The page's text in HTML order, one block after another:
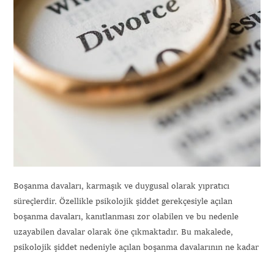
Boşanma davaları, karmaşık ve duygusal olarak yıpratıcı
süreçlerdir. Özellikle psikolojik şiddet gerekçesiyle açılan
boşanma davaları, kanıtlanması zor olabilen ve bu nedenle
uzayabilen davalar olarak öne çıkmaktadır. Bu makalede,
psikolojik şiddet nedeniyle açılan boşanma davalarının ne kadar